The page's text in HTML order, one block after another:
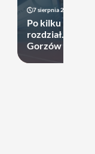
7 sierpnia 2026 13:49
Po kilku latach
rozdział.
Gorzów może